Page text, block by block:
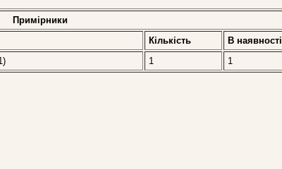
Примірники
Кількість
В наявностi
1 1